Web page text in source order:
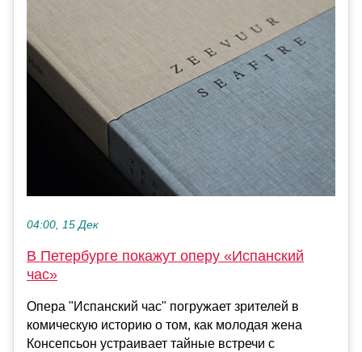
04:00, 15 Дек
В Петербурге покажут оперу «Испанский
час»
Опера "Испанский час" погружает зрителей в
комическую историю о том, как молодая жена
Консепсьон устраивает тайные встречи с